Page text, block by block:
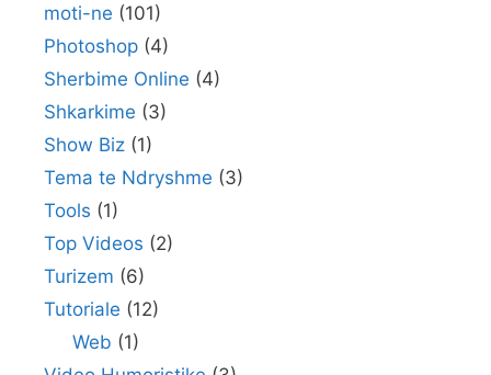
moti-ne (101)
Photoshop (4)
Sherbime Online (4)
Shkarkime (3)
Show Biz (1)
Tema te Ndryshme (3)
Tools (1)
Top Videos (2)
Turizem (6)
Tutoriale (12)
Web (1)